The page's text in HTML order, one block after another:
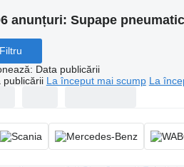
anunțuri: Supape
Filtru
: Data publicării
publicării La început mai scump La